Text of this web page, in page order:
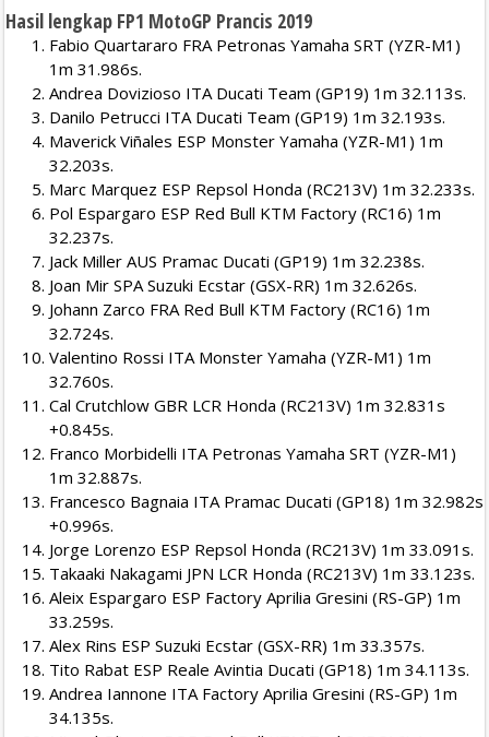
Hasil lengkap FP1 MotoGP Prancis 2019
Fabio Quartararo FRA Petronas Yamaha SRT (YZR-M1)
1m 31.986s.
Andrea Dovizioso ITA Ducati Team (GP19) 1m 32.113s.
Danilo Petrucci ITA Ducati Team (GP19) 1m 32.193s.
Maverick Viñales ESP Monster Yamaha (YZR-M1) 1m
32.203s.
Marc Marquez ESP Repsol Honda (RC213V) 1m 32.233s.
Pol Espargaro ESP Red Bull KTM Factory (RC16) 1m
32.237s.
Jack Miller AUS Pramac Ducati (GP19) 1m 32.238s.
Joan Mir SPA Suzuki Ecstar (GSX-RR) 1m 32.626s.
Johann Zarco FRA Red Bull KTM Factory (RC16) 1m
32.724s.
Valentino Rossi ITA Monster Yamaha (YZR-M1) 1m
32.760s.
Cal Crutchlow GBR LCR Honda (RC213V) 1m 32.831s
+0.845s.
Franco Morbidelli ITA Petronas Yamaha SRT (YZR-M1)
1m 32.887s.
Francesco Bagnaia ITA Pramac Ducati (GP18) 1m 32.982s
+0.996s.
Jorge Lorenzo ESP Repsol Honda (RC213V) 1m 33.091s.
Takaaki Nakagami JPN LCR Honda (RC213V) 1m 33.123s.
Aleix Espargaro ESP Factory Aprilia Gresini (RS-GP) 1m
33.259s.
Alex Rins ESP Suzuki Ecstar (GSX-RR) 1m 33.357s.
Tito Rabat ESP Reale Avintia Ducati (GP18) 1m 34.113s.
Andrea Iannone ITA Factory Aprilia Gresini (RS-GP) 1m
34.135s.